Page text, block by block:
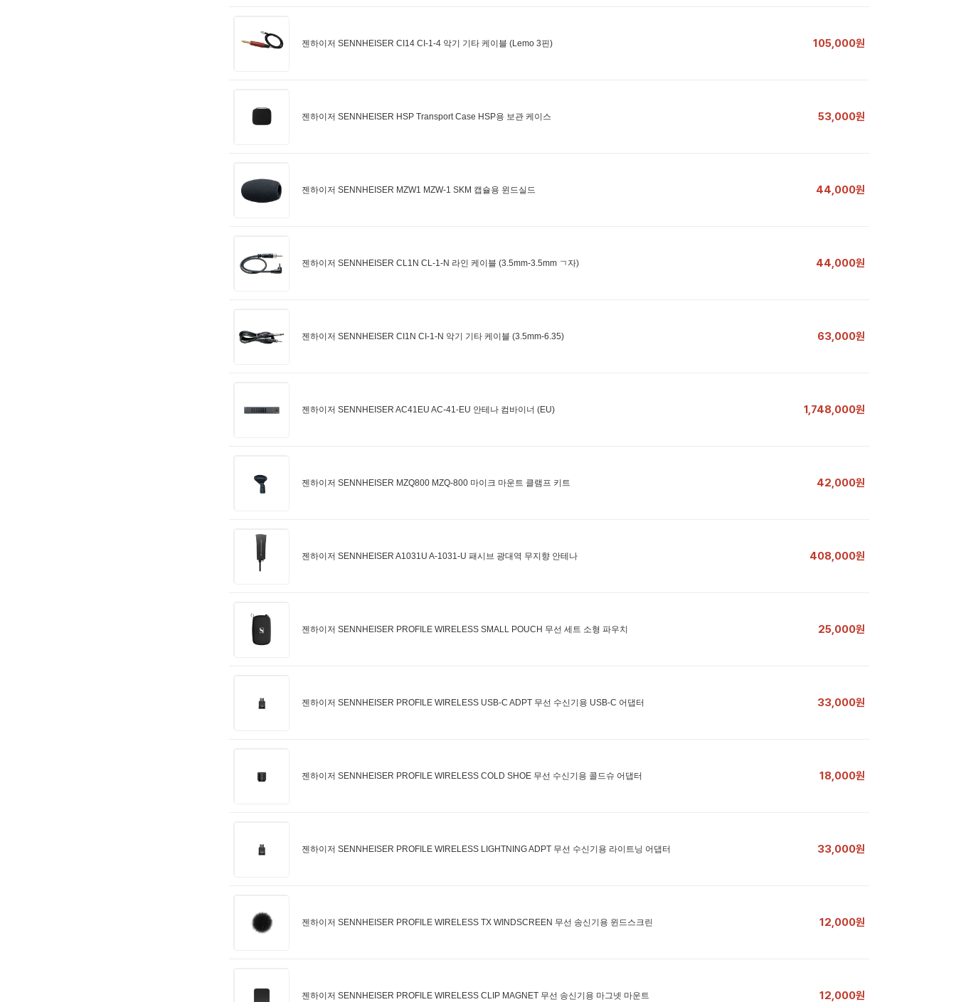
젠하이저 SENNHEISER CI14 CI-1-4 악기 기타 케이블 (Lemo 3핀) 105,000원
젠하이저 SENNHEISER HSP Transport Case HSP용 보관 케이스 53,000원
젠하이저 SENNHEISER MZW1 MZW-1 SKM 캡슐용 윈드실드 44,000원
젠하이저 SENNHEISER CL1N CL-1-N 라인 케이블 (3.5mm-3.5mm ㄱ자) 44,000원
젠하이저 SENNHEISER CI1N CI-1-N 악기 기타 케이블 (3.5mm-6.35) 63,000원
젠하이저 SENNHEISER AC41EU AC-41-EU 안테나 컴바이너 (EU) 1,748,000원
젠하이저 SENNHEISER MZQ800 MZQ-800 마이크 마운트 클램프 키트 42,000원
젠하이저 SENNHEISER A1031U A-1031-U 패시브 광대역 무지향 안테나 408,000원
젠하이저 SENNHEISER PROFILE WIRELESS SMALL POUCH 무선 세트 소형 파우치 25,000원
젠하이저 SENNHEISER PROFILE WIRELESS USB-C ADPT 무선 수신기용 USB-C 어댑터 33,000원
젠하이저 SENNHEISER PROFILE WIRELESS COLD SHOE 무선 수신기용 콜드슈 어댑터 18,000원
젠하이저 SENNHEISER PROFILE WIRELESS LIGHTNING ADPT 무선 수신기용 라이트닝 어댑터 33,000원
젠하이저 SENNHEISER PROFILE WIRELESS TX WINDSCREEN 무선 송신기용 윈드스크린 12,000원
젠하이저 SENNHEISER PROFILE WIRELESS CLIP MAGNET 무선 송신기용 마그넷 마운트 12,000원